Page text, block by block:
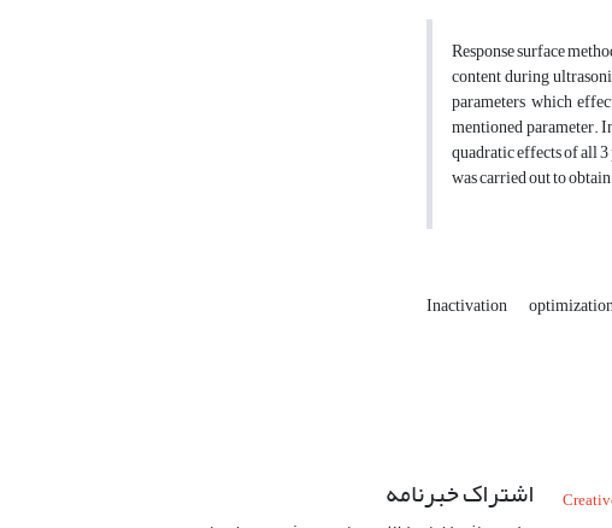
Response surface
content during
parameters which
mentioned parameter.
quadratic effects of all
was carried out to
Inactivation
اشتراک خبرنامه